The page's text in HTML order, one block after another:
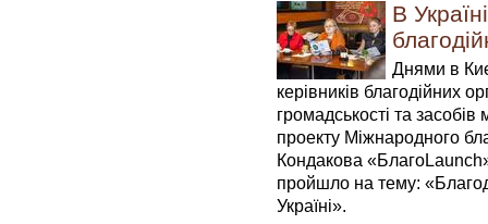
В
Днями в
керівників благодійних
громадськості та
проекту Міжнародного
Кондакова
пройшло на тему:
Україні».